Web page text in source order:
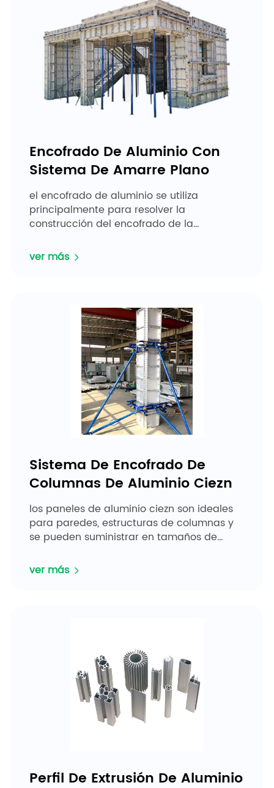
Encofrado De Aluminio Con
Sistema De Amarre Plano
el encofrado de aluminio se utiliza
principalmente para resolver la
construcción del encofrado de la
construcción de viviendas. puede
acortar&...
ver más
Sistema De Encofrado De
Columnas De Aluminio Ciezn
los paneles de aluminio ciezn son ideales
para paredes, estructuras de columnas y
se pueden suministrar en tamaños de
reutilización, o paneles personalizados...
ver más
Perfil De Extrusión De Aluminio